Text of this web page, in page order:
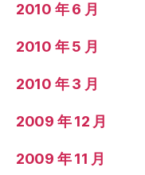
2010 年 6 月
2010 年 5 月
2010 年 3 月
2009 年 12 月
2009 年 11 月